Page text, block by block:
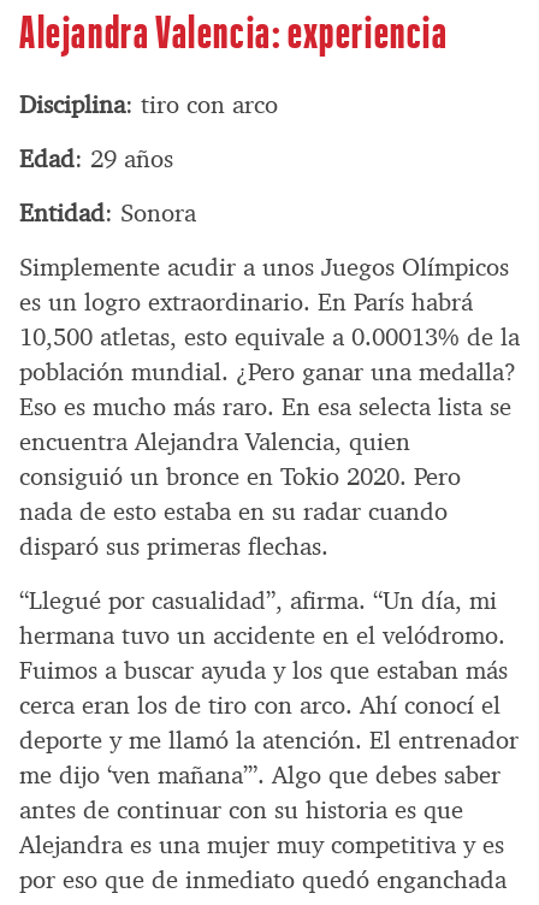
Alejandra Valencia: experiencia
Disciplina: tiro con arco
Edad: 29 años
Entidad: Sonora
Simplemente acudir a unos Juegos Olímpicos
es un logro extraordinario. En París habrá
10,500 atletas, esto equivale a 0.00013% de la
población mundial. ¿Pero ganar una medalla?
Eso es mucho más raro. En esa selecta lista se
encuentra Alejandra Valencia, quien
consiguió un bronce en Tokio 2020. Pero
nada de esto estaba en su radar cuando
disparó sus primeras flechas.
“Llegué por casualidad”, afirma. “Un día, mi
hermana tuvo un accidente en el velódromo.
Fuimos a buscar ayuda y los que estaban más
cerca eran los de tiro con arco. Ahí conocí el
deporte y me llamó la atención. El entrenador
me dijo ‘ven mañana’”. Algo que debes saber
antes de continuar con su historia es que
Alejandra es una mujer muy competitiva y es
por eso que de inmediato quedó enganchada